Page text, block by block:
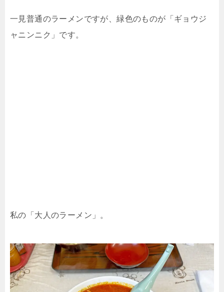
一見普通のラーメンですが、緑色のものが「ギョウジ
ャニンニク」です。
私の「大人のラーメン」。